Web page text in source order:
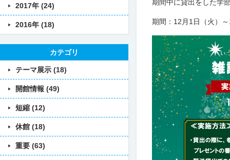
期間中に貸出をした学
期間：12月1日（火）
2017年 (24)
2016年 (18)
カテゴリ
テーマ展示 (18)
開館情報 (49)
短縮 (12)
休館 (18)
重要 (63)